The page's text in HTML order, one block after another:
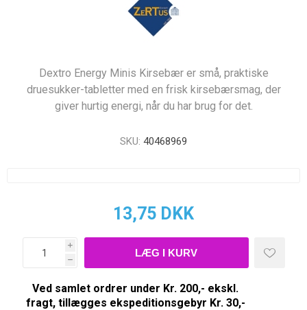
Dextro Energy Minis Kirsebær er små, praktiske
druesukker-tabletter med en frisk kirsebærsmag, der
giver hurtig energi, når du har brug for det.
SKU: 40468969
13,75 DKK
i
h
Ved samlet ordrer under Kr. 200,- ekskl.
fragt, tillægges ekspeditionsgebyr Kr. 30,-